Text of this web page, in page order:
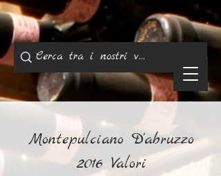
Montepulciano D'abruzzo
2016 Valori